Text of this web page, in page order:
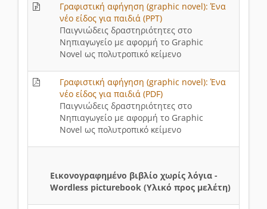
Γραφιστική αφήγηση (graphic novel): Ένα
νέο είδος για παιδιά (PPT)
Παιγνιώδεις δραστηριότητες στο
Νηπιαγωγείο με αφορμή το Graphic
Novel ως πολυτροπικό κείμενο
Γραφιστική αφήγηση (graphic novel): Ένα
νέο είδος για παιδιά (PDF)
Παιγνιώδεις δραστηριότητες στο
Νηπιαγωγείο με αφορμή το Graphic
Novel ως πολυτροπικό κείμενο
Εικονογραφημένο βιβλίο χωρίς λόγια -
Wordless picturebook (Υλικό προς μελέτη)